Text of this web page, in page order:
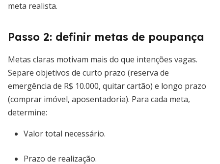
meta realista.
Passo 2: definir metas de poupança
Metas claras motivam mais do que intenções vagas.
Separe objetivos de curto prazo (reserva de
emergência de R$ 10.000, quitar cartão) e longo prazo
(comprar imóvel, aposentadoria). Para cada meta,
determine:
Valor total necessário.
Prazo de realização.